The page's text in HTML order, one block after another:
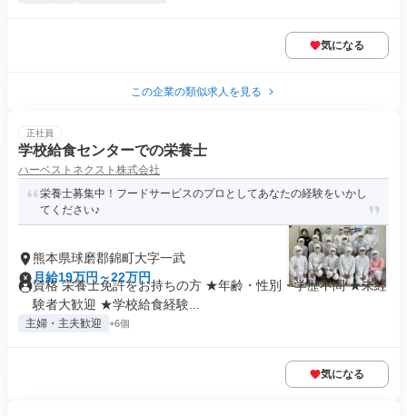
気になる
この企業の類似求人を見る
正社員
学校給食センターでの栄養士
ハーベストネクスト株式会社
栄養士募集中！フードサービスのプロとしてあなたの経験をいかし
てください♪
熊本県球磨郡錦町大字一武
月給19万円～22万円
資格 栄養士免許をお持ちの方 ★年齢・性別・学歴不問 ★未経
験者大歓迎 ★学校給食経験...
主婦・主夫歓迎 +6個
気になる